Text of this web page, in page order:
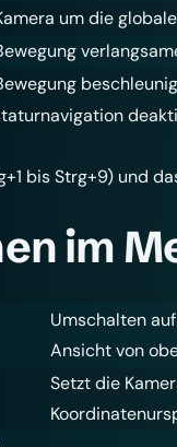
um die
bis Strg+9) und
im
Umschalten
Ansicht von
Setzt die